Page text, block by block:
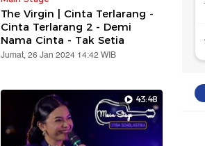
The Virgin | Cinta Terlarang -
Cinta Terlarang 2 - Demi
Nama Cinta - Tak Setia
Jumat, 26 Jan 2024 14:42 WIB
43:48